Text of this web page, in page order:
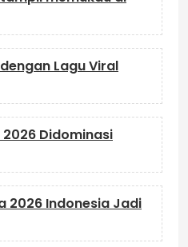
Lagu Viral
2026 Didominasi
2026 Indonesia Jadi